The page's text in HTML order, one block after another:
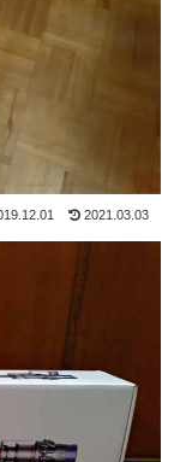
2021.03.03